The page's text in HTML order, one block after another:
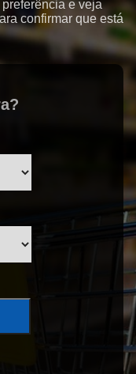
e veja
confirmar que está